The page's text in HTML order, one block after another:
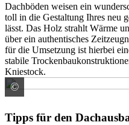
© Dörken GmbH & Co.
Dachböden weisen ein
toll in die Gestaltung Ihres neu
lässt. Das Holz strahlt Wärme
über ein authentisches
für die Umsetzung ist hierbei
stabile
Kniestock.
Tipps für den